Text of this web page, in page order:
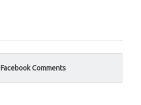
Facebook Comments